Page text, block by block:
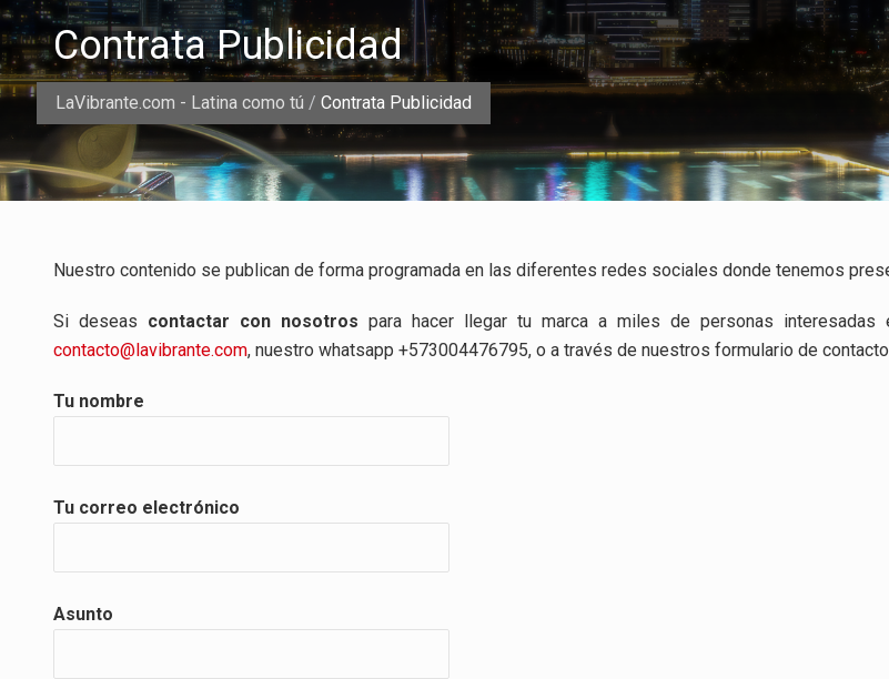
LaVibrante.com - Latina como tú / Contrata Publicidad
Contrata Publicidad
Nuestro contenido se publican de forma programada en las diferentes redes sociales donde tenemos
Si deseas contactar con nosotros para hacer llegar tu marca a miles de personas
contacto@lavibrante.com, nuestro whatsapp +573004476795, o a través de nuestros formulario de
Tu nombre
Tu correo electrónico
Asunto